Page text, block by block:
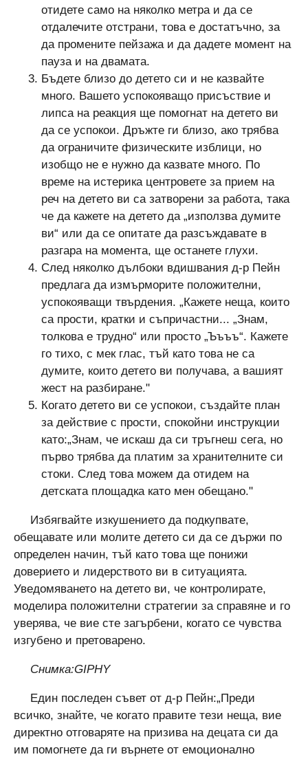
отидете само на няколко метра и да се
отдалечите отстрани, това е достатъчно, за
да промените пейзажа и да дадете момент на
пауза и на двамата.
Бъдете близо до детето си и не казвайте
много. Вашето успокояващо присъствие и
липса на реакция ще помогнат на детето ви
да се успокои. Дръжте ги близо, ако трябва
да ограничите физическите изблици, но
изобщо не е нужно да казвате много. По
време на истерика центровете за прием на
реч на детето ви са затворени за работа, така
че да кажете на детето да „използва думите
ви“ или да се опитате да разсъждавате в
разгара на момента, ще останете глухи.
След няколко дълбоки вдишвания д-р Пейн
предлага да измърморите положителни,
успокояващи твърдения. „Кажете неща, които
са прости, кратки и съпричастни... „Знам,
толкова е трудно“ или просто „Ъъъъ“. Кажете
го тихо, с мек глас, тъй като това не са
думите, които детето ви получава, а вашият
жест на разбиране."
Когато детето ви се успокои, създайте план
за действие с прости, спокойни инструкции
като:„Знам, че искаш да си тръгнеш сега, но
първо трябва да платим за хранителните си
стоки. След това можем да отидем на
детската площадка като мен обещано."
Избягвайте изкушението да подкупвате,
обещавате или молите детето си да се държи по
определен начин, тъй като това ще понижи
доверието и лидерството ви в ситуацията.
Уведомяването на детето ви, че контролирате,
моделира положителни стратегии за справяне и го
уверява, че вие ​​сте загърбени, когато се чувства
изгубено и претоварено.
Снимка:GIPHY
Един последен съвет от д-р Пейн:„Преди
всичко, знайте, че когато правите тези неща, вие
директно отговаряте на призива на децата си да
им помогнете да ги върнете от емоционално